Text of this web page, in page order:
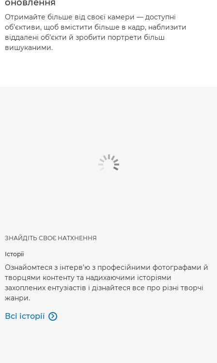
оновлення
Отримайте більше від своєї камери — доступні
об’єктиви, щоб вмістити більше в кадр, наблизити
віддалені об’єкти й зробити портрети більш
вишуканими.
ЗНАЙДІТЬ СВОЄ НАТХНЕННЯ
Історії
Ознайомтеся з інтерв’ю з професійними фотографами й
творцями контенту та надихаючими історіями
захоплених ентузіастів і дізнайтеся все про різні творчі
жанри.
Всі історії 